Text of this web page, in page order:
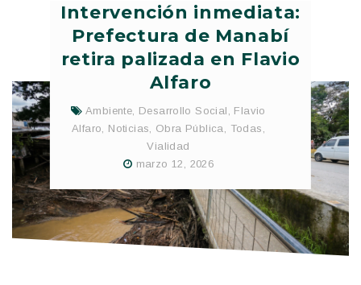
Intervención inmediata:
Prefectura de Manabí
retira palizada en Flavio
Alfaro
Ambiente Desarrollo Social
Flavio
Alfaro
Noticias Obra Pública Todas
Vialidad
marzo 12, 2026